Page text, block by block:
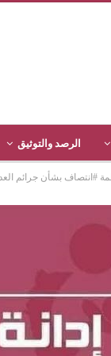
الرصد والتوثيق
#انتصاف بشأن جرائم